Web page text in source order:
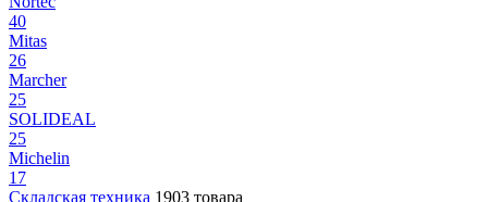
40
Mitas
26
Marcher
25
SOLIDEAL
25
Michelin
17
Складская техника 1903 товара